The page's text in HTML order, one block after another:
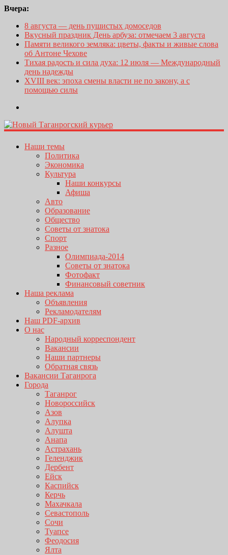
Вчера:
8 августа — день пушистых домоседов
Вкусный праздник День арбуза: отмечаем 3 августа
Памяти великого земляка: цветы, факты и живые слова
об Антоне Чехове
Тихая радость и сила духа: 12 июля — Международный
день надежды
XVIII век: эпоха смены власти не по закону, а с
помощью силы
Наши темы
Политика
Экономика
Культура
Наши конкурсы
Афиша
Авто
Образование
Общество
Советы от знатока
Спорт
Разное
Олимпиада-2014
Советы от знатока
Фотофакт
Финансовый советник
Наша реклама
Объявления
Рекламодателям
Наш PDF-архив
О нас
Народный корреспондент
Вакансии
Наши партнеры
Обратная связь
Вакансии Таганрога
Города
Таганрог
Новороссийск
Азов
Алупка
Алушта
Анапа
Астрахань
Геленджик
Дербент
Ейск
Каспийск
Керчь
Махачкала
Севастополь
Сочи
Туапсе
Феодосия
Ялта